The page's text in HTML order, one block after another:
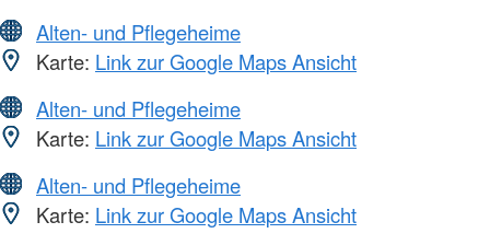
Alten- und Pflegeheime
Karte: Link zur Google Maps Ansicht
Alten- und Pflegeheime
Karte: Link zur Google Maps Ansicht
Alten- und Pflegeheime
Karte: Link zur Google Maps Ansicht